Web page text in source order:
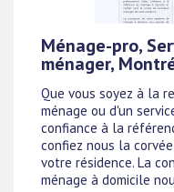
Ménage-pro,
ménager,
Que vous soyez à la
ménage ou d'un
confiance à la
confiez nous la
votre résidence. La
ménage à domicile